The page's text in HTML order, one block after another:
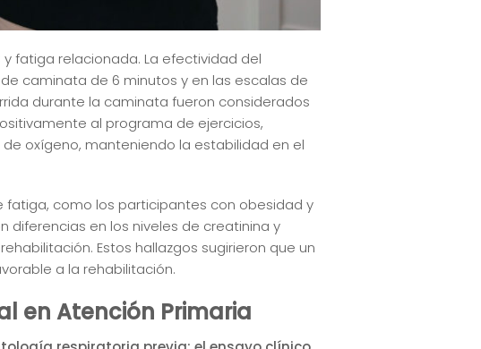
fatiga relacionada. La efectividad del
caminata de 6 minutos y en las escalas de
durante la caminata fueron considerados
al programa de ejercicios,
oxígeno, manteniendo la estabilidad en el
como los participantes con obesidad y
diferencias en los niveles de creatinina y
Estos hallazgos sugirieron que un
a la rehabilitación.
en Atención Primaria